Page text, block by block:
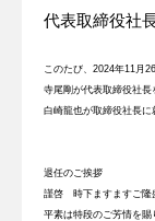
代表取締役社
このたび、2024年11月
寺尾剛が代表取締役社長
白崎龍也が取締役社長に
退任のご挨拶
謹啓 時下ますますご隆
平素は特段のご芳情を